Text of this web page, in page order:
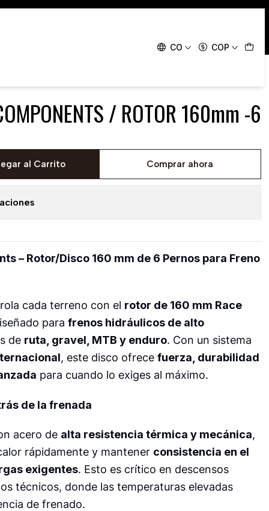
CO COP
/ ROTOR 160mm -6
al Carrito Comprar ahora
– Rotor/Disco 160 mm de 6 Pernos para Freno
cada terreno con el rotor de 160 mm Race
para frenos hidráulicos de alto
de ruta, gravel, MTB y enduro. Con un sistema
, este disco ofrece fuerza, durabilidad
para cuando lo exiges al máximo.
de la frenada
acero de alta resistencia térmica y mecánica,
rápidamente y mantener consistencia en el
exigentes. Esto es crítico en descensos
técnicos, donde las temperaturas elevadas
de frenado.